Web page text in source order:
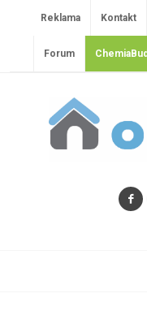
Reklama Kontakt
Forum